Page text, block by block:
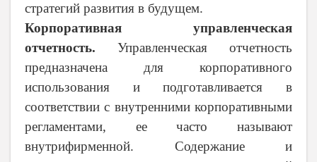
стратегий развития в будущем.
Корпоративная управленческая
отчетность. Управленческая отчетность
предназначена для корпоративного
использования и подготавливается в
соответствии с внутренними корпоративными
регламентами, ее часто называют
внутрифирменной. Содержание и